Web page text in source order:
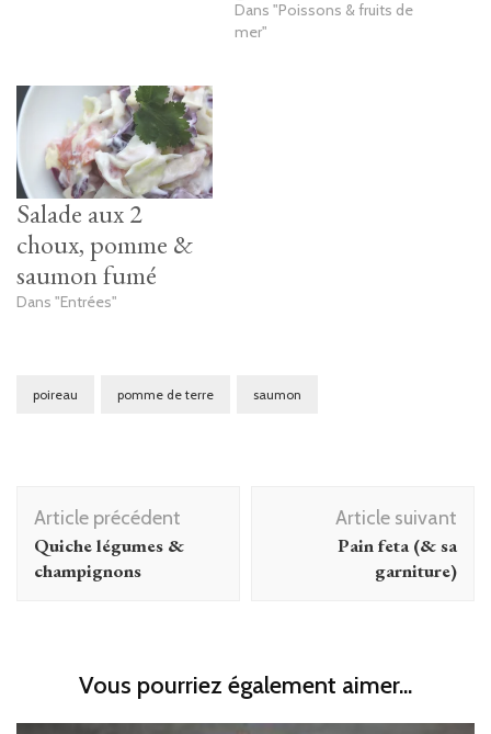
Dans "Poissons & fruits de
mer"
Salade aux 2
choux, pomme &
saumon fumé
Dans "Entrées"
poireau pomme de terre saumon
Navigation
d'article
Article précédent
Quiche légumes &
champignons
Article suivant
Pain feta (& sa
garniture)
Vous pourriez également aimer...